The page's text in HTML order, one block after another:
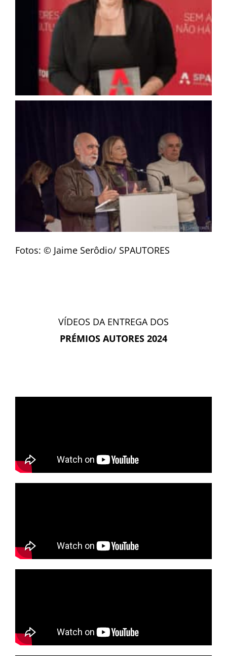
Fotos: © Jaime Serôdio/ SPAUTORES
VÍDEOS DA ENTREGA DOS
PRÉMIOS AUTORES 2024